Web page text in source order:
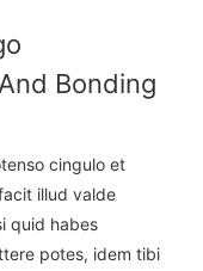
Bonding
cingulo et
illud valde
quid habes
potes, idem tibi